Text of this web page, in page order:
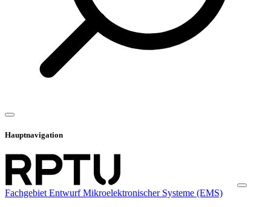
Hauptnavigation
Fachgebiet Entwurf Mikroelektronischer Systeme (EMS)